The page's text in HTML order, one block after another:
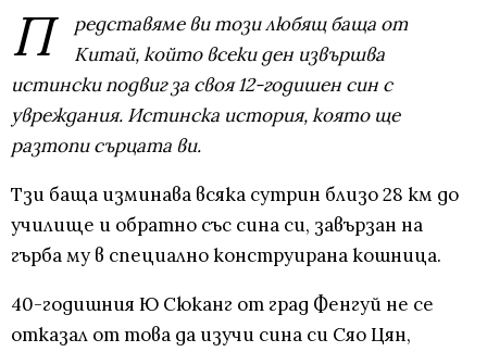
П
редставяме ви този любящ баща от
Китай, който всеки ден извършва
истински подвиг за своя 12-годишен син с
увреждания. Истинска история, която ще
разтопи сърцата ви.
Тзи баща изминава всяка сутрин близо 28 км до
училище и обратно със сина си, завързан на
гърба му в специално конструирана кошница.
40-годишния Ю Сюканг от град Фенгуй не се
отказал от това да изучи сина си Сяо Цян,